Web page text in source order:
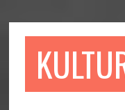
till
till
sidofältet
till